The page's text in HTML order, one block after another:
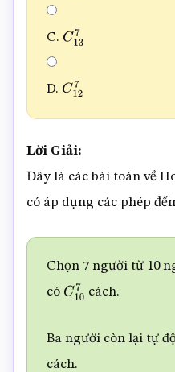
C. C13
D. C12
Lời Giải:
Đây là các bài toán về
có áp dụng các phép
Chọn 7 người từ 10
có C10 7cách.
Ba người còn lại tự
cách.